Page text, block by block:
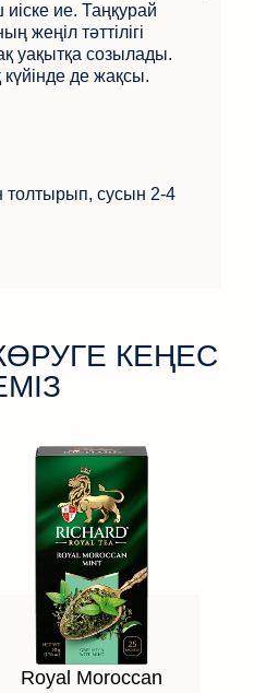
ие. Таңқурай
жеңіл тәттілігі
уақытқа созылады.
де жақсы.
толтырып, сусын 2-4
КЕҢЕС
Royal Moroccan